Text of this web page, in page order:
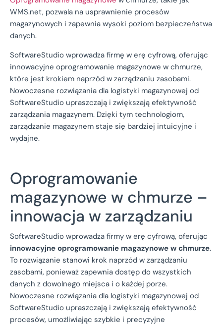
WMS.net, pozwala na usprawnienie procesów
magazynowych i zapewnia wysoki poziom bezpieczeństwa
danych.
SoftwareStudio wprowadza firmę w erę cyfrową, oferując
innowacyjne oprogramowanie magazynowe w chmurze,
które jest krokiem naprzód w zarządzaniu zasobami.
Nowoczesne rozwiązania dla logistyki magazynowej od
SoftwareStudio upraszczają i zwiększają efektywność
zarządzania magazynem. Dzięki tym technologiom,
zarządzanie magazynem staje się bardziej intuicyjne i
wydajne.
Oprogramowanie
magazynowe w chmurze –
innowacja w zarządzaniu
SoftwareStudio wprowadza firmy w erę cyfrową, oferując
innowacyjne oprogramowanie magazynowe w chmurze.
To rozwiązanie stanowi krok naprzód w zarządzaniu
zasobami, ponieważ zapewnia dostęp do wszystkich
danych z dowolnego miejsca i o każdej porze.
Nowoczesne rozwiązania dla logistyki magazynowej od
SoftwareStudio upraszczają i zwiększają efektywność
procesów, umożliwiając szybkie i precyzyjne